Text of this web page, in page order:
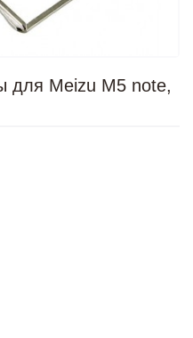
для Meizu M5 note,